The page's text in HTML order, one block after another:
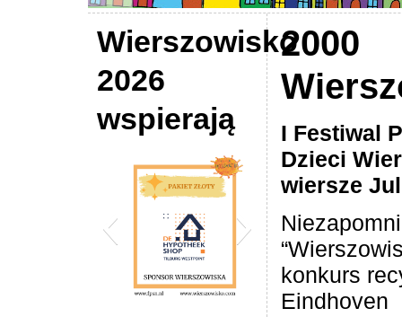
Wierszowisko
2026
wspierają
2000
I Festi­wal
Dzieci
wier­sze
konkurs
Eindhoven